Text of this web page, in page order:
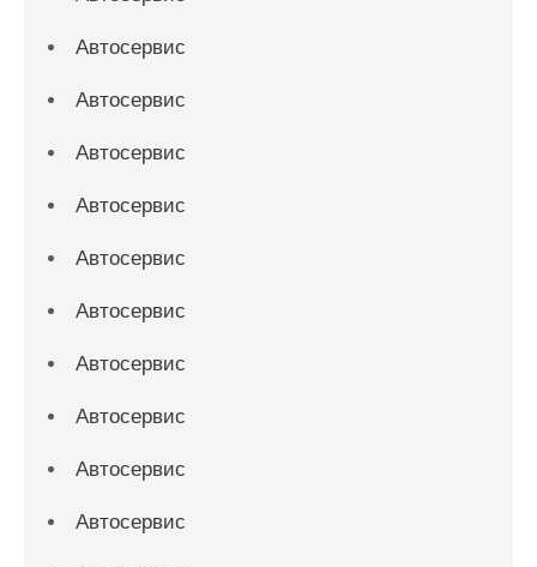
Автосервис
Автосервис
Автосервис
Автосервис
Автосервис
Автосервис
Автосервис
Автосервис
Автосервис
Автосервис